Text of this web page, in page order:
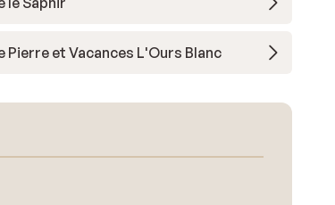
Pierre et Vacances L'Ours Blanc